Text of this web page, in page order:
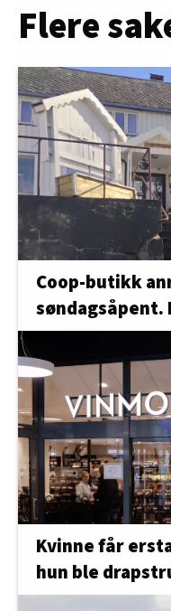
Flere
Coop-butikk
søndagsåpent.
Kvinne får
hun ble